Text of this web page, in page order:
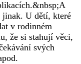
jinak. U dětí, které
v rodinném
že si stahují věci,
svých